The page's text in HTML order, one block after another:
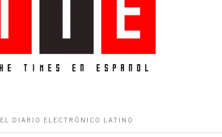
EL DIARIO ELECTRÓNICO LATINO